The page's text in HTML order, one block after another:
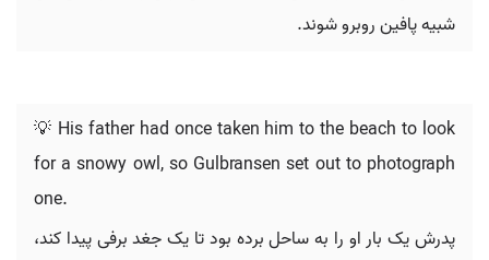
شبیه پافین روبرو شوند.
💡 His father had once taken him to the beach to look
for a snowy owl, so Gulbransen set out to photograph
one.
پدرش یک بار او را به ساحل برده بود تا یک جغد برفی پیدا کند،